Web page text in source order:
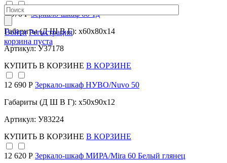
Войти Регистрация
корзина пуста
9 570 РЗеркало-шкаф 60 1д
Габариты (Д Ш В Г): x60x80x14
Артикул: У37178
КУПИТЬ В КОРЗИНЕ В КОРЗИНЕ
12 690 Р Зеркало-шкаф НУВО/Nuvo 50
Габариты (Д Ш В Г): x50x90x12
Артикул: У83224
КУПИТЬ В КОРЗИНЕ В КОРЗИНЕ
12 620 Р Зеркало-шкаф МИРА/Mira 60 Белый глянец